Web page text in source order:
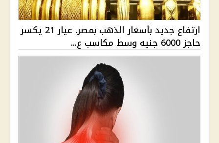
ارتفاع جديد بأسعار الذهب بمصر. عيار 21 يكسر
حاجز 6000 جنيه وسط مكاسب ع...